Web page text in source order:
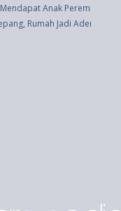
Anak Perempuan?
Rumah Jadi Adem